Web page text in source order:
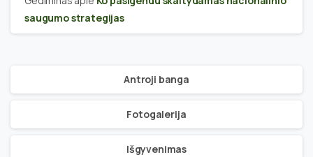
saugumo strategijas
Antroji banga
Fotogalerija
Išgyvenimas